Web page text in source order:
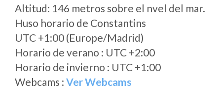
Altitud: 146 metros sobre el nvel del mar.
Huso horario de Constantins
UTC +1:00 (Europe/Madrid)
Horario de verano : UTC +2:00
Horario de invierno : UTC +1:00
Webcams : Ver Webcams